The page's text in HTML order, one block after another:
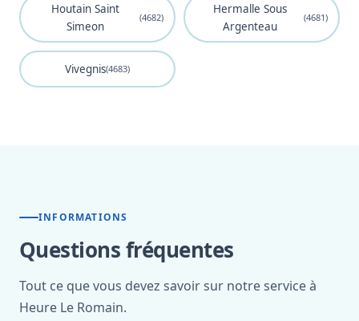
Houtain Saint
Simeon
(4682)
Hermalle Sous
Argenteau
(4681)
Vivegnis(4683)
INFORMATIONS
Questions fréquentes
Tout ce que vous devez savoir sur notre service à
Heure Le Romain.